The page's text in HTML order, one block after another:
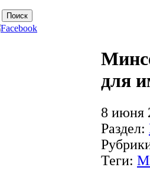
Facebook
для
8 июня
Раздел:
Теги: